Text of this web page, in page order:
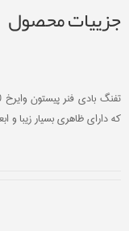
جزییات محصول
که دارای ظاهری بسیار زیبا و